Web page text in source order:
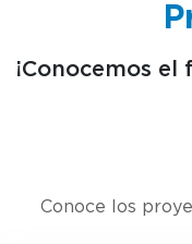
¡Conocemos
Conoce los